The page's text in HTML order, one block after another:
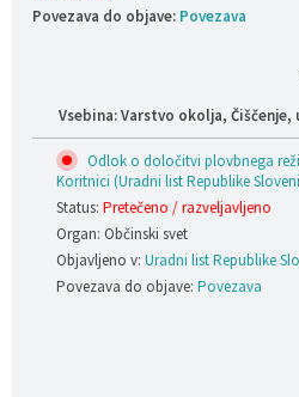
Povezava do objave: Povezava
Vsebina: Varstvo okolja,
Odlok o določitvi plovbnega
Koritnici (Uradni list Republike
Status: Pretečeno / razveljavljeno
Organ: Občinski svet
Objavljeno v: Uradni list Republike
Povezava do objave: Povezava